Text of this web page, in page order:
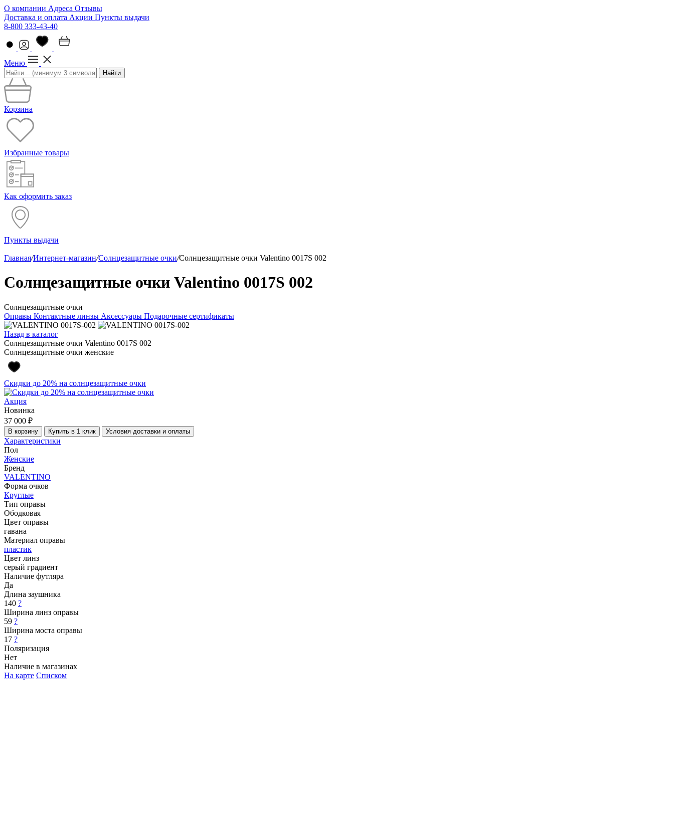
О компании Адреса Отзывы
Доставка и оплата Акции Пункты выдачи
8-800 333-43-40
Меню
Найти
Корзина
Избранные товары
Как оформить заказ
Пункты выдачи
Главная/Интернет-магазин/Солнцезащитные очки/Солнцезащитные очки Valentino 0017S 002
Солнцезащитные очки Valentino 0017S 002
Солнцезащитные очки
Оправы Контактные линзы Аксессуары Подарочные сертификаты
Назад в каталог
Солнцезащитные очки Valentino 0017S 002
Солнцезащитные очки женские
Скидки до 20% на солнцезащитные очки
Акция
Новинка
37 000 ₽
В корзину Купить в 1 клик Условия доставки и оплаты
Характеристики
Пол
Женские
Бренд
VALENTINO
Форма очков
Круглые
Тип оправы
Ободковая
Цвет оправы
гавана
Материал оправы
пластик
Цвет линз
серый градиент
Наличие футляра
Да
Длина заушника
140 ?
Ширина линз оправы
59 ?
Ширина моста оправы
17 ?
Поляризация
Нет
Наличие в магазинах
На карте Списком